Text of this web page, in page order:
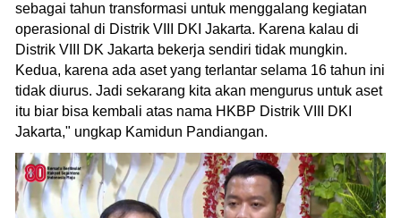
sebagai tahun transformasi untuk menggalang kegiatan
operasional di Distrik VIII DKI Jakarta. Karena kalau di
Distrik VIII DK Jakarta bekerja sendiri tidak mungkin.
Kedua, karena ada aset yang terlantar selama 16 tahun ini
tidak diurus. Jadi sekarang kita akan mengurus untuk aset
itu biar bisa kembali atas nama HKBP Distrik VIII DKI
Jakarta," ungkap Kamidun Pandiangan.